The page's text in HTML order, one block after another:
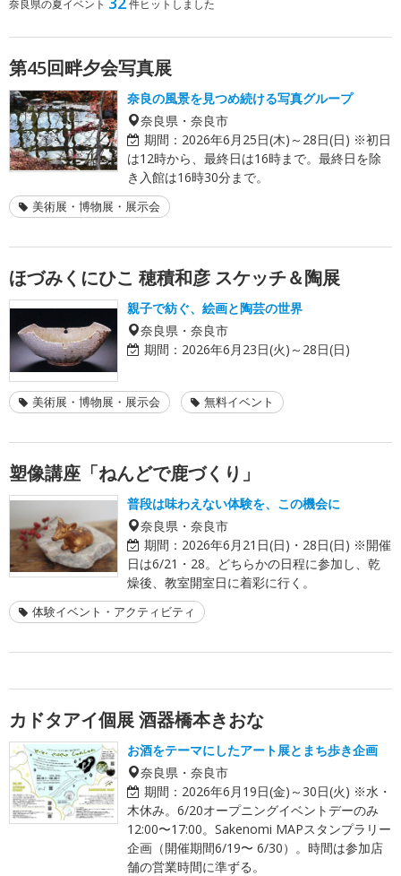
奈良県の夏イベント 件ヒットしました
第45回畔夕会写真展
奈良の風景を見つめ続ける写真グループ
奈良県・奈良市
期間： 2026年6月25日(木)～28日(日) ※初日
は12時から、最終日は16時まで。最終日を除
き入館は16時30分まで。
美術展・博物展・展示会
ほづみくにひこ 穂積和彦 スケッチ＆陶展
親子で紡ぐ、絵画と陶芸の世界
奈良県・奈良市
期間： 2026年6月23日(火)～28日(日)
美術展・博物展・展示会 無料イベント
塑像講座「ねんどで鹿づくり」
普段は味わえない体験を、この機会に
奈良県・奈良市
期間： 2026年6月21日(日)・28日(日) ※開催
日は6/21・28。どちらかの日程に参加し、乾
燥後、教室開室日に着彩に行く。
体験イベント・アクティビティ
カドタアイ個展 酒器橋本きおな
お酒をテーマにしたアート展とまち歩き企画
奈良県・奈良市
期間： 2026年6月19日(金)～30日(火) ※水・
木休み。6/20オープニングイベントデーのみ
12:00〜17:00。Sakenomi MAPスタンプラリー
企画（開催期間6/19〜 6/30）。時間は参加店
舗の営業時間に準ずる。